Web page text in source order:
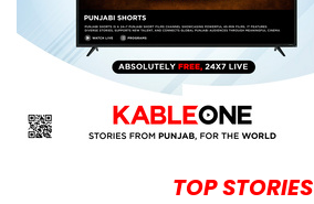
TOP STORIES